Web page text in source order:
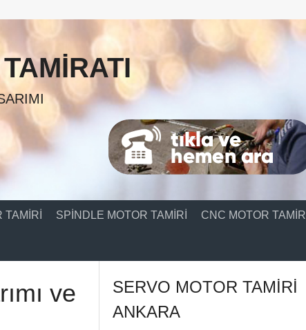
TAMIRI SPINDLE MOTOR TAMIRI CNC MOTOR TAMIRI
ve
SERVO MOTOR TAMIRI
ANKARA